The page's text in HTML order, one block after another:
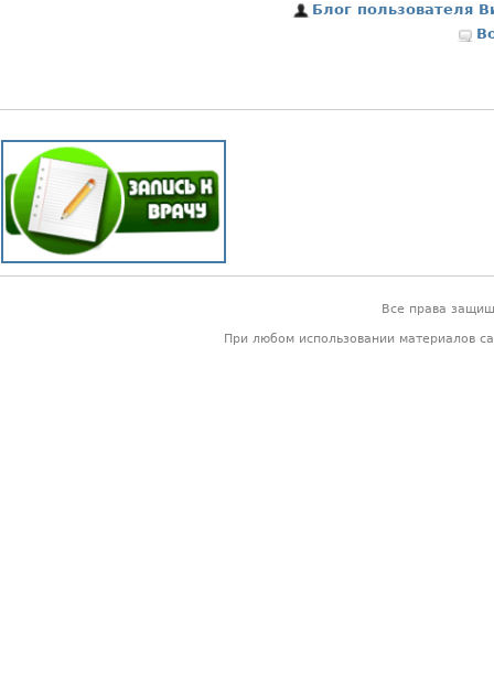
Блог пользователя
Все права
При любом использовании материалов